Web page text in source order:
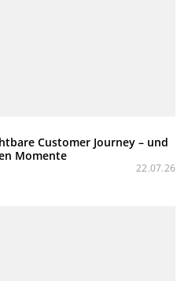
Customer Journey – und
Momente
22.07.26